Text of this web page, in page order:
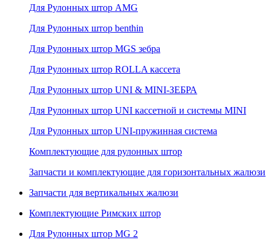
Для Рулонных штор AMG
Для Рулонных штор benthin
Для Рулонных штор MGS зебра
Для Рулонных штор ROLLA кассета
Для Рулонных штор UNI & MINI-ЗЕБРА
Для Рулонных штор UNI кассетной и системы MINI
Для Рулонных штор UNI-пружинная система
Комплектующие для рулонных штор
Запчасти и комплектующие для горизонтальных жалюзи
Запчасти для вертикальных жалюзи
Комплектующие Римских штор
Для Рулонных штор MG 2